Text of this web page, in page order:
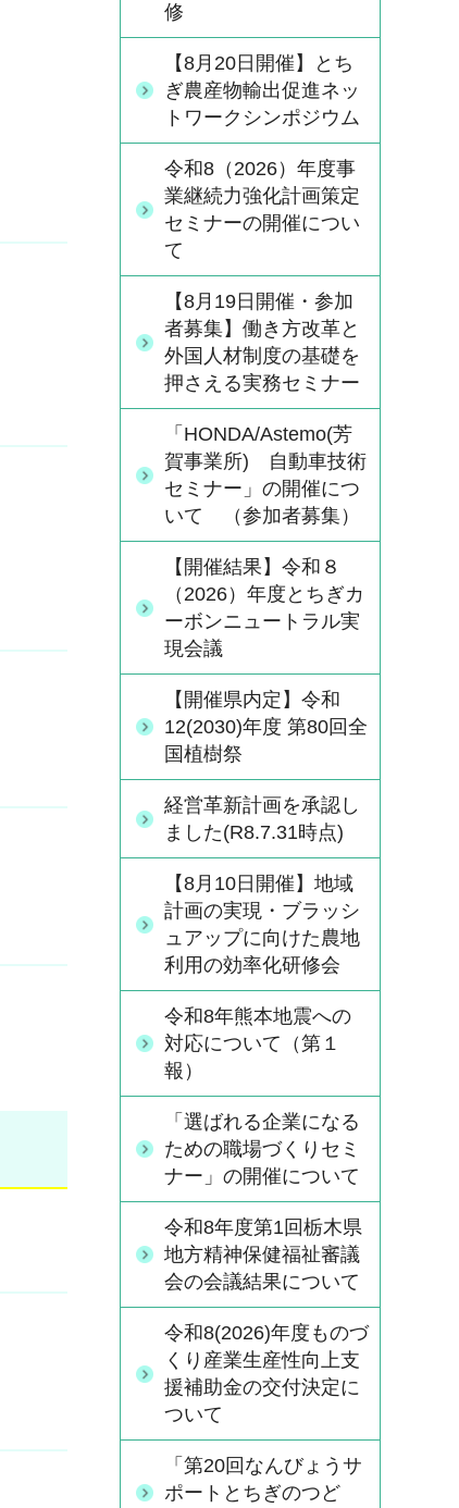
修
【8月20日開催】とち
ぎ農産物輸出促進ネッ
トワークシンポジウム
令和8（2026）年度事
業継続力強化計画策定
セミナーの開催につい
て
【8月19日開催・参加
者募集】働き方改革と
外国人材制度の基礎を
押さえる実務セミナー
「HONDA/Astemo(芳
賀事業所) 自動車技術
セミナー」の開催につ
いて （参加者募集）
【開催結果】令和８
（2026）年度とちぎカ
ーボンニュートラル実
現会議
【開催県内定】令和
12(2030)年度 第80回全
国植樹祭
経営革新計画を承認し
ました(R8.7.31時点)
【8月10日開催】地域
計画の実現・ブラッシ
ュアップに向けた農地
利用の効率化研修会
令和8年熊本地震への
対応について（第１
報）
「選ばれる企業になる
ための職場づくりセミ
ナー」の開催について
令和8年度第1回栃木県
地方精神保健福祉審議
会の会議結果について
令和8(2026)年度ものづ
くり産業生産性向上支
援補助金の交付決定に
ついて
「第20回なんびょうサ
ポートとちぎのつど